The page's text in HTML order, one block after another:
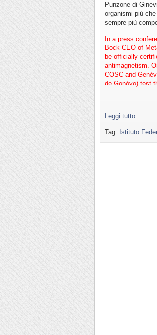
Punzone di
organismi più
sempre più
In a press
Bock CEO of
be officially
antimagnetism.
COSC and
de Genève) test
Leggi tutto
Tag: Istituto